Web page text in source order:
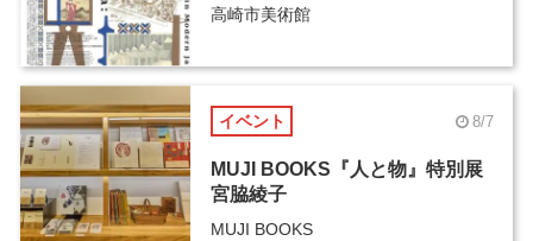
高崎市美術館
イベント 8/7
MUJI BOOKS『人と物』特別展
宮脇綾子
MUJI BOOKS